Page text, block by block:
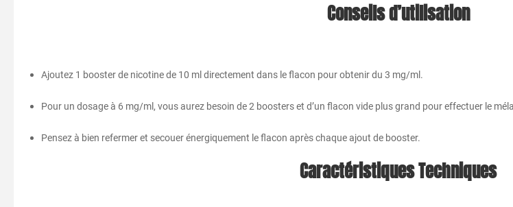
Conseils d’utilisation
Ajoutez 1 booster de nicotine de 10 ml directement dans le flacon pour obtenir du 3 mg/ml.
Pour un dosage à 6 mg/ml, vous aurez besoin de 2 boosters et d’un flacon vide plus grand pour effectuer le
Pensez à bien refermer et secouer énergiquement le flacon après chaque ajout de booster.
Caractéristiques Techniques